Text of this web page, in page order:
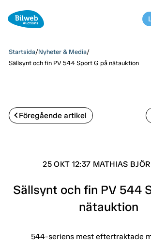
Startsida/Nyheter & Media/
Sällsynt och fin PV 544 Sport G på nätauktion
Föregående artikel
25 OKT 12:37 MATHIAS
Sällsynt och fin PV 544
nätauktion
544-seriens mest eftertraktade